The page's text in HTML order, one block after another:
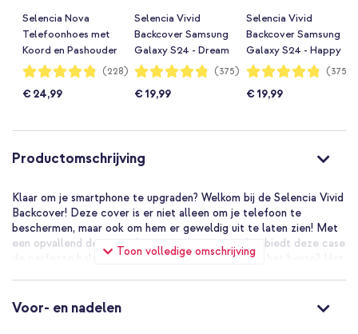
Selencia Nova
Telefoonhoes met
Koord en Pashouder
Samsung Galaxy
Waardering:
96%
(228)
€ 24,99
Selencia Vivid
Backcover Samsung
Galaxy S24 - Dream
Swirl Pink
Waardering:
96%
(375)
€ 19,99
Selencia Vivid
Backcover Samsung
Galaxy S24 - Happy
Dots Burgundy
Waardering:
96%
(375)
€ 19,99
Productomschrijving
Toon volledige omschrijving
Klaar om je smartphone te upgraden? Welkom bij de Selencia Vivid
Backcover! Deze cover is er niet alleen om je telefoon te
beschermen, maar ook om hem er geweldig uit te laten zien! Met
een opvallend design en hoogwaardige materialen biedt deze case
de perfecte balans tussen stijl en bescherming. En het beste? Het
bescherming.
Voor- en nadelen